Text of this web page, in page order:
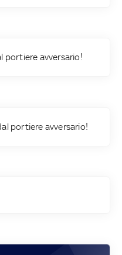
portiere avversario!
portiere avversario!